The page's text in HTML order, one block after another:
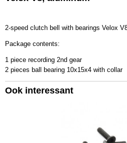
0,30 Kg
2-speed clutch bell with bearings Velox
Package contents:
1 piece recording 2nd gear
2 pieces ball bearing 10x15x4 with collar
Ook interessant